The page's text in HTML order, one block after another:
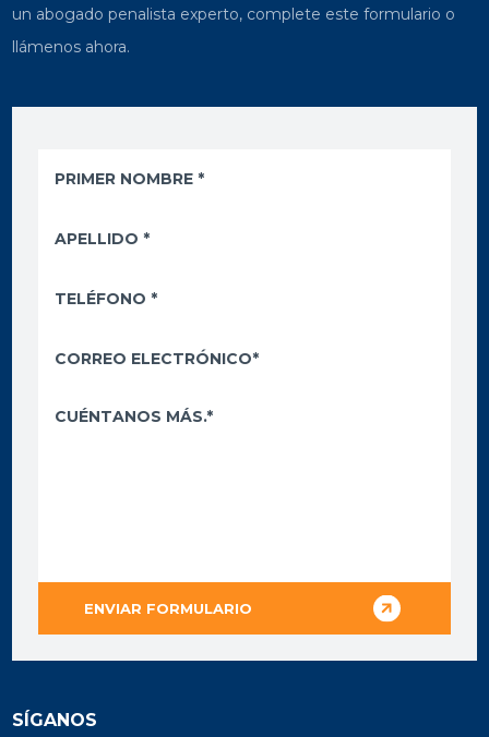
un abogado penalista experto, complete este formulario o
llámenos ahora.
SÍGANOS